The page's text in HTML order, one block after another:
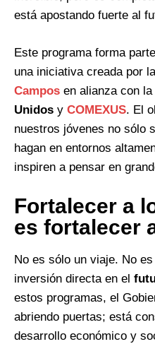
está apostando fuerte al
Este programa forma
una iniciativa creada por
Campos en alianza con la
Unidos y COMEXUS. El
nuestros jóvenes no sólo
hagan en entornos
inspiren a pensar en
Fortalecer a
es fortalecer
No es sólo un viaje. No
inversión directa en el
estos programas, el
abriendo puertas; está
desarrollo económico y